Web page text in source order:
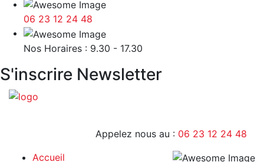
06 23 12 24 48
Nos Horaires : 9.30 - 17.30
S'inscrire Newsletter
Appelez nous au : 06 23 12 24 48
Accueil